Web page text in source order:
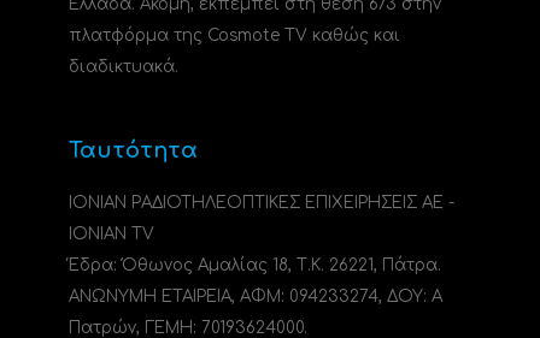
Ελλάδα. Ακόμη, εκπέμπει στη θέση 673 στην
πλατφόρμα της Cosmote TV καθώς και
διαδικτυακά.
Ταυτότητα
ΙΟΝΙΑΝ ΡΑΔΙΟΤΗΛΕΟΠΤΙΚΕΣ ΕΠΙΧΕΙΡΗΣΕΙΣ ΑΕ -
IONIAN TV
Έδρα: Όθωνος Αμαλίας 18, Τ.Κ. 26221, Πάτρα.
ΑΝΩΝΥΜΗ ΕΤΑΙΡΕΙΑ, ΑΦΜ: 094233274, ΔΟΥ: A
Πατρών, ΓΕΜΗ: 70193624000.